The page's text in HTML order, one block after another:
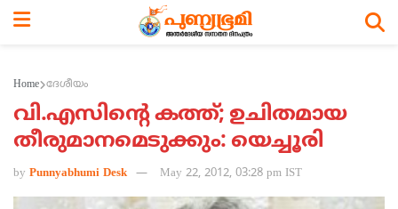
Home ദേശീയം
വി.എസിന്റെ കത്ത്; ഉചിതമായ
തീരുമാനമെടുക്കും: യെച്ചൂരി
by Punnyabhumi Desk May 22, 2012, 03:28 pm IST